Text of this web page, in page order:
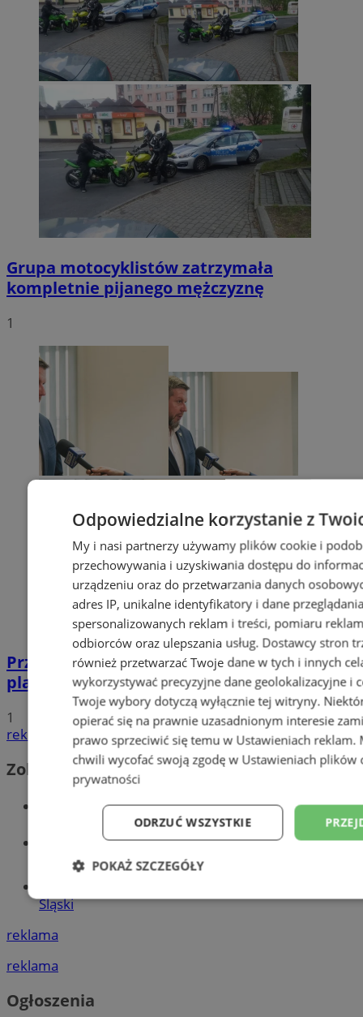
Grupa motocyklistów zatrzymała
kompletnie pijanego mężczyznę
1
Przyszłość Wodzisławia Śląskiego:
planowane inwestycje na 2025 rok
1
reklama
Zobacz również
Wiadomości kryminalne w Wodzisławiu
Wiadomości lokalne
Śląski
reklama
reklama
Ogłoszenia
Odpowiedzialne korzystanie z
My i nasi partnerzy używamy plików cookie i
przechowywania i uzyskiwania dostępu do
urządzeniu oraz do przetwarzania danych
adres IP, unikalne identyfikatory i dane
spersonalizowanych reklam i treści, pomiaru
odbiorców oraz ulepszania usług. Dostawcy stron
również przetwarzać Twoje dane w tych i innych
wykorzystywać precyzyjne dane geolokalizacyjne i
Twoje wybory dotyczą wyłącznie tej witryny.
opierać się na prawnie uzasadnionym interesie
prawo sprzeciwić się temu w Ustawieniach reklam.
chwili wycofać swoją zgodę w Ustawieniach plików
prywatności
ODRZUĆ WSZYSTKIE
POKAŻ SZCZEGÓŁY
Niezbędne Wydajność